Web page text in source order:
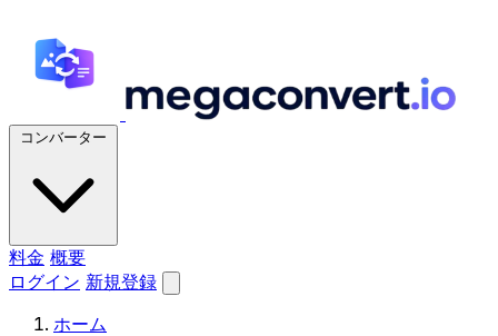
コンバーター
料金 概要
ログイン 新規登録
ホーム